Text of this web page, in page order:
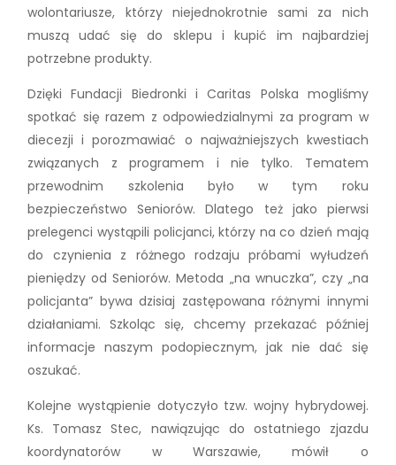
wolontariusze, którzy niejednokrotnie sami za nich
muszą udać się do sklepu i kupić im najbardziej
potrzebne produkty.
Dzięki Fundacji Biedronki i Caritas Polska mogliśmy
spotkać się razem z odpowiedzialnymi za program w
diecezji i porozmawiać o najważniejszych kwestiach
związanych z programem i nie tylko. Tematem
przewodnim szkolenia było w tym roku
bezpieczeństwo Seniorów. Dlatego też jako pierwsi
prelegenci wystąpili policjanci, którzy na co dzień mają
do czynienia z różnego rodzaju próbami wyłudzeń
pieniędzy od Seniorów. Metoda „na wnuczka”, czy „na
policjanta” bywa dzisiaj zastępowana różnymi innymi
działaniami. Szkoląc się, chcemy przekazać później
informacje naszym podopiecznym, jak nie dać się
oszukać.
Kolejne wystąpienie dotyczyło tzw. wojny hybrydowej.
Ks. Tomasz Stec, nawiązując do ostatniego zjazdu
koordynatorów w Warszawie, mówił o